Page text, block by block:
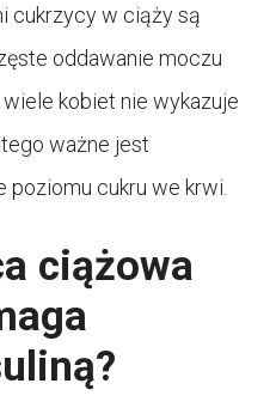
cukrzycy w ciąży są
oddawanie moczu
kobiet nie wykazuje
ważne jest
cukru we krwi.
ciążowa